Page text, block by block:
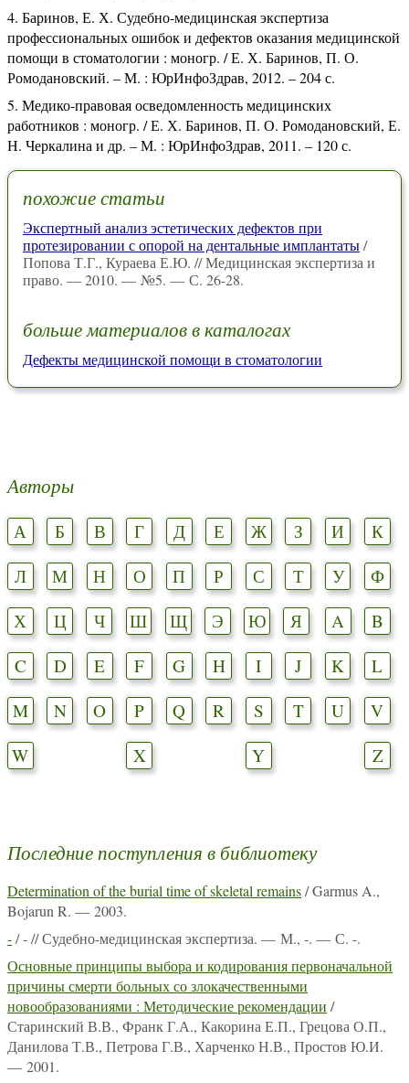
Баринов, Е. Х. Судебно-медицинская экспертиза
профессиональных ошибок и дефектов оказания медицинской
помощи в стоматологии : моногр. / Е. Х. Баринов, П. О.
Ромодановский. – М. : ЮрИнфоЗдрав, 2012. – 204 с.
Медико-правовая осведомленность медицинских
работников : моногр. / Е. Х. Баринов, П. О. Ромодановский, Е.
Н. Черкалина и др. – М. : ЮрИнфоЗдрав, 2011. – 120 с.
похожие статьи
Экспертный анализ эстетических дефектов при
протезировании с опорой на дентальные имплантаты/
Попова Т.Г., Кураева Е.Ю. // Медицинская экспертиза и
право. — 2010. — №5. — С. 26-28.
больше материалов в каталогах
Дефекты медицинской помощи в стоматологии
Авторы
А Б В Г Д Е Ж З И
К
Л
М Н О П Р С Т У
Ф
Х
Ц Ч Ш Щ Э Ю Я A
B
C
D E F G H I J K
L
M
N O P Q R S T U
V
W
X Y Z
Последние поступления в библиотеку
Determination of the burial time of skeletal remains/ Garmus A.,
Bojarun R. — 2003.
-/ - // Судебно-медицинская экспертиза. — М., -. — С. -.
Основные принципы выбора и кодирования первоначальной
причины смерти больных со злокачественными
новообразованиями : Методические рекомендации /
Старинский В.В., Франк Г.А., Какорина Е.П., Грецова О.П.,
Данилова Т.В., Петрова Г.В., Харченко Н.В., Простов Ю.И.
— 2001.